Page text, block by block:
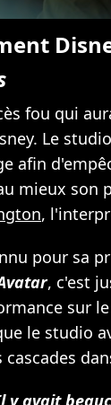
fou qui
Le
afin
mieux son
,
pour sa
, c'est
sur
le studio
cascades